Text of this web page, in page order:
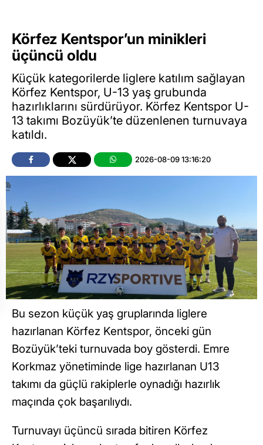
Körfez Kentspor’un minikleri
üçüncü oldu
Küçük kategorilerde liglere katılım sağlayan
Körfez Kentspor, U-13 yaş grubunda
hazırlıklarını sürdürüyor. Körfez Kentspor U-
13 takımı Bozüyük’te düzenlenen turnuvaya
katıldı.
2026-08-09 13:16:20
Bu sezon küçük yaş gruplarında liglere
hazırlanan Körfez Kentspor, önceki gün
Bozüyük’teki turnuvada boy gösterdi. Emre
Korkmaz yönetiminde lige hazırlanan U13
takımı da güçlü rakiplerle oynadığı hazırlık
maçında çok başarılıydı.
Turnuvayı üçüncü sırada bitiren Körfez